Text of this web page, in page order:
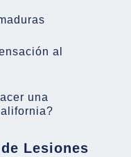
al
una
Lesiones